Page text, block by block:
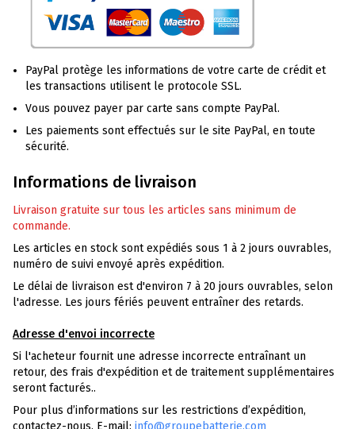
PayPal protège les informations de votre carte de crédit et
les transactions utilisent le protocole SSL.
Vous pouvez payer par carte sans compte PayPal.
Les paiements sont effectués sur le site PayPal, en toute
sécurité.
Informations de livraison
Livraison gratuite sur tous les articles sans minimum de
commande.
Les articles en stock sont expédiés sous 1 à 2 jours ouvrables,
numéro de suivi envoyé après expédition.
Le délai de livraison est d'environ 7 à 20 jours ouvrables, selon
l'adresse. Les jours fériés peuvent entraîner des retards.
Adresse d'envoi incorrecte
Si l'acheteur fournit une adresse incorrecte entraînant un
retour, des frais d'expédition et de traitement supplémentaires
seront facturés..
Pour plus d’informations sur les restrictions d’expédition,
contactez-nous. E-mail: info@groupebatterie.com